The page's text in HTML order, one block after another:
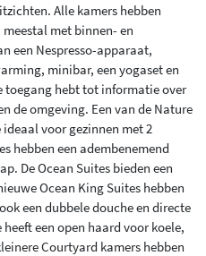
Alle kamers hebben
met binnen- en
een Nespresso-apparaat,
minibar, een yogaset en
toegang hebt tot informatie over
de omgeving. Een van de Nature
voor gezinnen met 2
hebben een adembenemend
De Ocean Suites bieden een
Ocean King Suites hebben
een dubbele douche en directe
een open haard voor koele,
Courtyard kamers hebben